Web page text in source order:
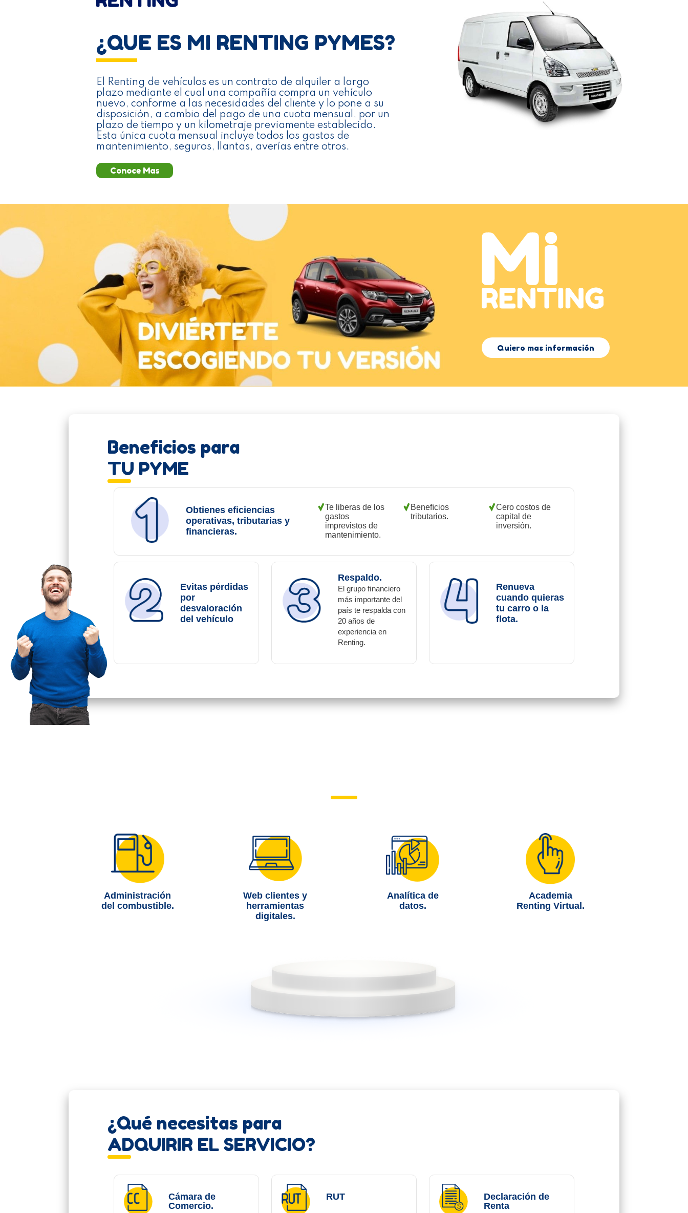
¿QUE ES MI RENTING PYMES?
El Renting de vehículos es un contrato de alquiler a largo
plazo mediante el cual una compañía compra un vehículo
nuevo, conforme a las necesidades del cliente y lo pone a su
disposición, a cambio del pago de una cuota mensual, por un
plazo de tiempo y un kilometraje previamente establecido.
Esta única cuota mensual incluye todos los gastos de
mantenimiento, seguros, llantas, averías entre otros.
Conoce Mas
Quiero mas información
Beneficios para
TU PYME
Obtienes eficiencias
operativas, tributarias y
financieras.
Te liberas de los
gastos
imprevistos de
mantenimiento.
Beneﬁcios
tributarios.
Cero costos de
capital de
inversión.
Evitas pérdidas
por
desvaloración
del vehículo
Respaldo.
El grupo ﬁnanciero
más importante del
país te respalda con
20 años de
experiencia en
Renting.
Renueva
cuando quieras
tu carro o la
flota.
Administración
del combustible.
Web clientes y
herramientas
digitales.
Analítica de
datos.
Academia
Renting Virtual.
¿Qué necesitas para
ADQUIRIR EL SERVICIO?
Cámara de
Comercio.
RUT
Declaración de
Renta